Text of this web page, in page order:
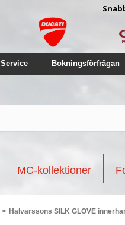
Service Bokningsförfrågan
MC-kollektioner
> Halvarssons SILK GLOVE